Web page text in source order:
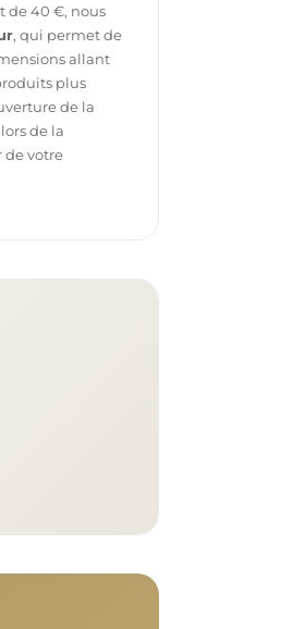
de 40 €, nous
, qui permet de
allant
plus
de la
de la
de votre